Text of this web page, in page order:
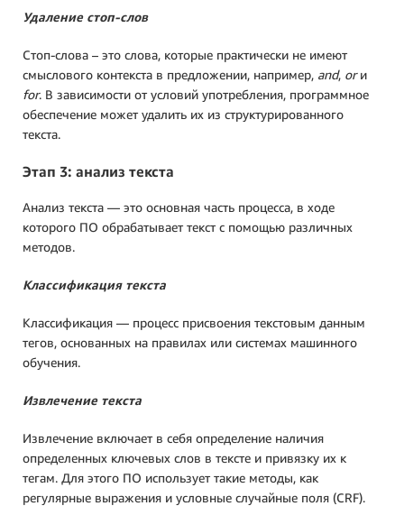
Удаление стоп-слов
Стоп-слова – это слова, которые практически не имеют
смыслового контекста в предложении, например, and, orи
for. В зависимости от условий употребления, программное
обеспечение может удалить их из структурированного
текста.
Этап 3: анализ текста
Анализ текста — это основная часть процесса, в ходе
которого ПО обрабатывает текст с помощью различных
методов.
Классификация текста
Классификация — процесс присвоения текстовым данным
тегов, основанных на правилах или системах машинного
обучения.
Извлечение текста
Извлечение включает в себя определение наличия
определенных ключевых слов в тексте и привязку их к
тегам. Для этого ПО использует такие методы, как
регулярные выражения и условные случайные поля (CRF).